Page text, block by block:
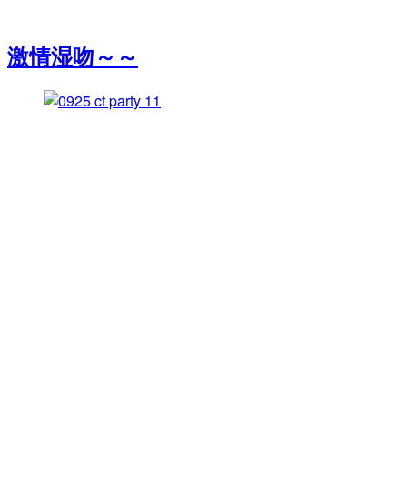
激情湿吻～～